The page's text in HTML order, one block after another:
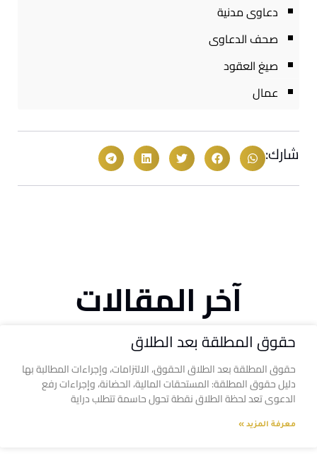
دعاوى مدنية
صحف الدعاوى
صيغ العقود
عمال
شارك:
آخر المقالات
حقوق المطلقة بعد الطلاق
حقوق المطلقة بعد الطلاق الحقوق، الالتزامات، وإجراءات المطالبة بها
دليل حقوق المطلقة: المستحقات المالية، الحضانة، وإجراءات رفع
الدعوى تعد لحظة الطلاق نقطة تحول حاسمة تتطلب دراية
معرفة المزيد »